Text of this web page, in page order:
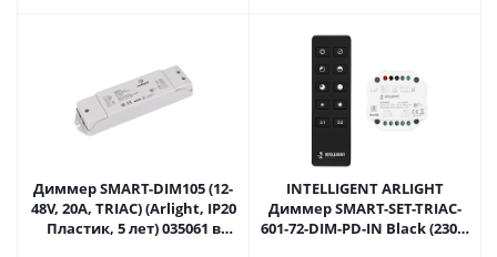
Диммер SMART-DIM105 (12-
48V, 20A, TRIAC) (Arlight, IP20
Пластик, 5 лет) 035061 в
INTELLIGENT ARLIGHT
Диммер SMART-SET-TRIAC-
601-72-DIM-PD-IN Black (230V,